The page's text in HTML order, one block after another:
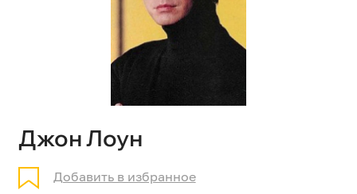
Джон Лоун
Добавить в избранное